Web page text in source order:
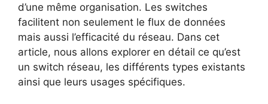
d’une même organisation. Les switches
facilitent non seulement le flux de données
mais aussi l’efficacité du réseau. Dans cet
article, nous allons explorer en détail ce qu’est
un switch réseau, les différents types existants
ainsi que leurs usages spécifiques.